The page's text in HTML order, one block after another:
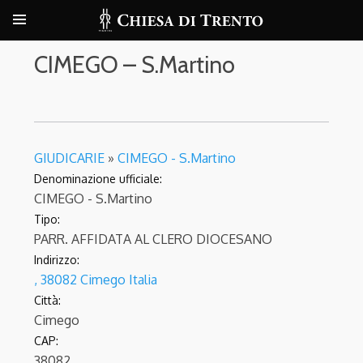
CIMEGO – S.Martino
GIUDICARIE » CIMEGO - S.Martino
Denominazione ufficiale:
CIMEGO - S.Martino
Tipo:
PARR. AFFIDATA AL CLERO DIOCESANO
Indirizzo:
, 38082 Cimego Italia
Città:
Cimego
CAP: